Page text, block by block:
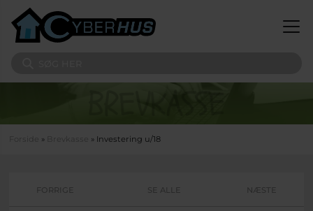
Du er her
» Brevkasse » Investering u/18
FORRIGE SE ALLE NÆSTE